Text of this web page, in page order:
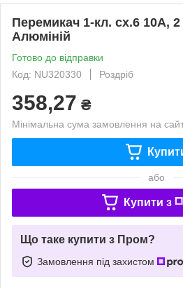
Перемикач 1-кл. сх.6 10А,
Алюміній
Готово до відправки
Код: NU320330
Роздріб
358,27 ₴
Мінімальна сума замовлення на
або
Купити з
Що таке купити з Пром?
Замовлення під захистом